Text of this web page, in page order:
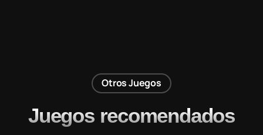
Otros Juegos
Juegos recomendados